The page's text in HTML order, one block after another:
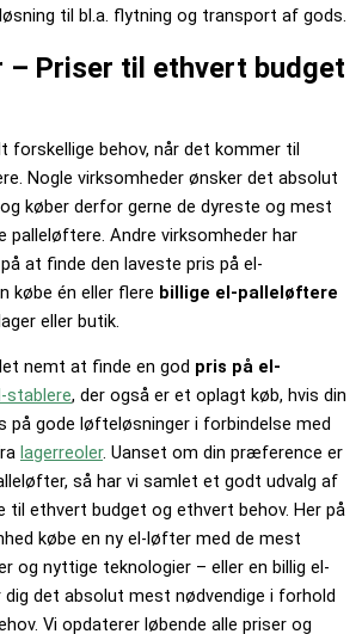
til bl.a. flytning og transport af gods.
– Priser til ethvert budget
forskellige behov, når det kommer til
Nogle virksomheder ønsker det absolut
køber derfor gerne de dyreste og mest
palleløftere. Andre virksomheder har
at finde den laveste pris på el-
købe én eller flere billige el-palleløftere
eller butik.
nemt at finde en god pris på el-
stablere, der også er et oplagt køb, hvis din
på gode løfteløsninger i forbindelse med
lagerreoler. Uanset om din præference er
så har vi samlet et godt udvalg af
til ethvert budget og ethvert behov. Her på
købe en ny el-løfter med de mest
og nyttige teknologier – eller en billig el-
det absolut mest nødvendige i forhold
Vi opdaterer løbende alle priser og